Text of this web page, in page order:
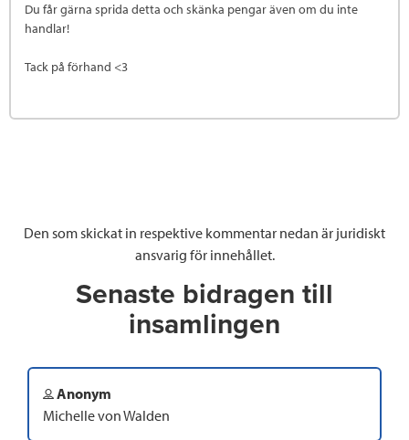
Du får gärna sprida detta och skänka pengar även om du inte
handlar!
Tack på förhand <3
Den som skickat in respektive kommentar nedan är juridiskt
ansvarig för innehållet.
Senaste bidragen till
insamlingen
Anonym
Michelle von Walden